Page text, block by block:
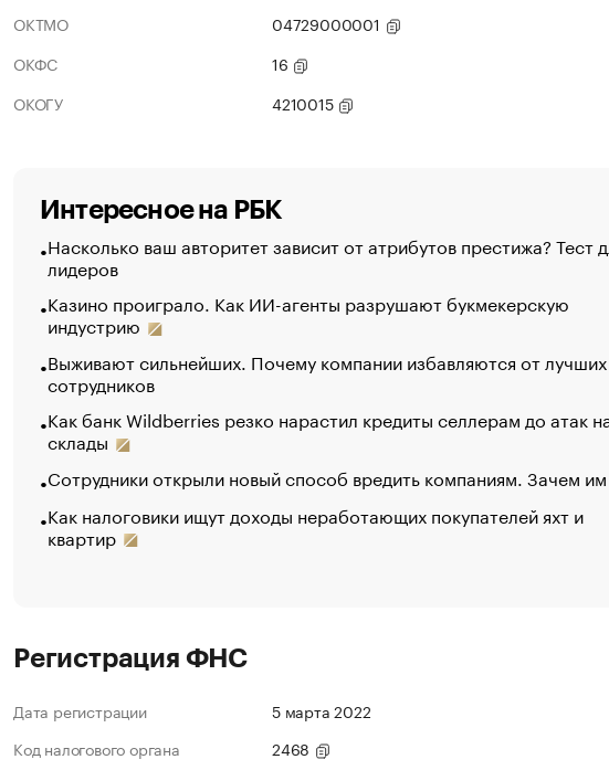
ОКТМО
04729000001
ОКФС
16
ОКОГУ
4210015
Интересное на РБК
Насколько ваш авторитет зависит от атрибутов престижа? Тест
лидеров
Казино проиграло. Как ИИ-агенты разрушают букмекерскую
индустрию
Выживают сильнейших. Почему компании избавляются от лучших
сотрудников
Как банк Wildberries резко нарастил кредиты селлерам до атак
склады
Сотрудники открыли новый способ вредить компаниям. Зачем
Как налоговики ищут доходы неработающих покупателей яхт и
квартир
Регистрация ФНС
Дата регистрации
5 марта 2022
Код налогового органа
2468